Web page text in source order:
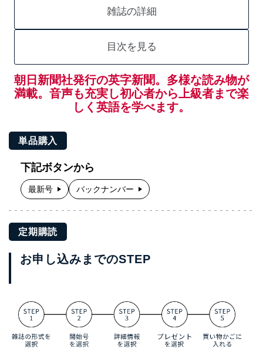
雑誌の詳細
目次を見る
朝日新聞社発行の英字新聞。多様な読み物が
満載。音声も充実し初心者から上級者まで楽
しく英語を学べます。
単品購入
下記ボタンから
最新号 バックナンバー
定期購読
お申し込みまでのSTEP